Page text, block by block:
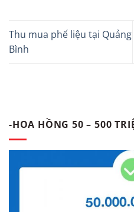
Thu mua phế liệu tại Quảng
Bình
-HOA HỒNG 50 – 500